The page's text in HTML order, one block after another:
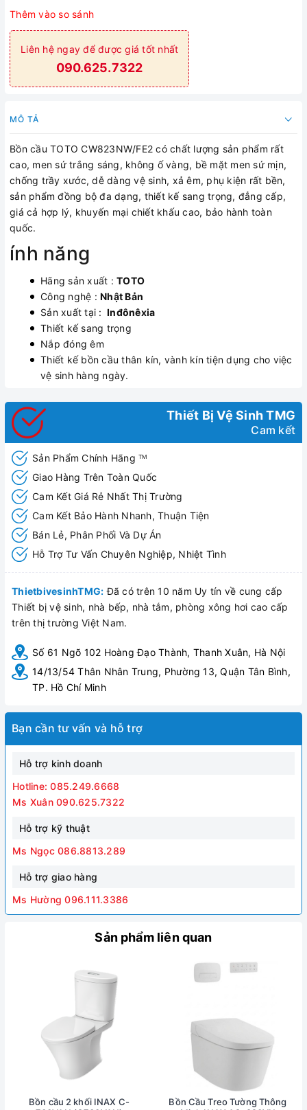
Thêm vào so sánh
Liên hệ ngay để được giá tốt nhất
090.625.7322
MÔ TẢ
Bồn cầu TOTO CW823NW/FE2 có chất lượng sản phẩm rất
cao, men sứ trắng sáng, không ố vàng, bề mặt men sứ mịn,
chống trầy xước, dễ dàng vệ sinh, xả êm, phụ kiện rất bền,
sản phẩm đồng bộ đa dạng, thiết kế sang trọng, đẳng cấp,
giá cả hợp lý, khuyến mại chiết khấu cao, bảo hành toàn
quốc.
ính năng
Hãng sản xuất : TOTO
Công nghệ : Nhật Bản
Sản xuất tại : Inđônêxia
Thiết kế sang trọng
Nắp đóng êm
Thiết kế bồn cầu thân kín, vành kín tiện dụng cho việc
vệ sinh hàng ngày.
Thiết Bị Vệ Sinh TMG
Cam kết
Sản Phẩm Chính Hãng TM
Giao Hàng Trên Toàn Quốc
Cam Kết Giá Rẻ Nhất Thị Trường
Cam Kết Bảo Hành Nhanh, Thuận Tiện
Bán Lẻ, Phân Phối Và Dự Án
Hỗ Trợ Tư Vấn Chuyên Nghiệp, Nhiệt Tình
ThietbivesinhTMG: Đã có trên 10 năm Uy tín về cung cấp
Thiết bị vệ sinh, nhà bếp, nhà tắm, phòng xông hơi cao cấp
trên thị trường Việt Nam.
Số 61 Ngõ 102 Hoàng Đạo Thành, Thanh Xuân, Hà Nội
14/13/54 Thân Nhân Trung, Phường 13, Quận Tân Bình,
TP. Hồ Chí Minh
Bạn cần tư vấn và hỗ trợ
Hỗ trợ kinh doanh
Hotline: 085.249.6668
Ms Xuân 090.625.7322
Hỗ trợ kỹ thuật
Ms Ngọc 086.8813.289
Hỗ trợ giao hàng
Ms Hường 096.111.3386
Sản phẩm liên quan
Bồn cầu 2 khối INAX C-
Bồn Cầu Treo Tường Thông